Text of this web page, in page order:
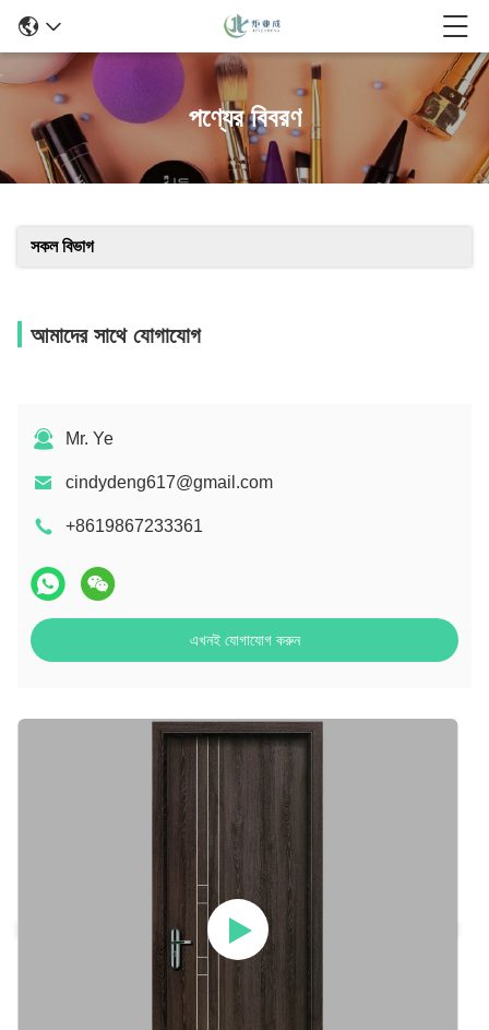
পণ্যের বিবরণ
সকল বিভাগ
আমাদের সাথে যোগাযোগ
Mr. Ye
cindydeng617@gmail.com
+8619867233361
এখনই যোগাযোগ করুন